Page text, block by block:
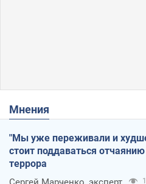
Мнения
"Мы уже переживали и
стоит поддаваться
террора